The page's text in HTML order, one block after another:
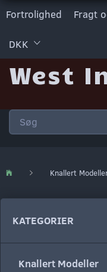
Fortrolighed Fragt
DKK
West
Knallert
KATEGORIER
Knallert Modeller